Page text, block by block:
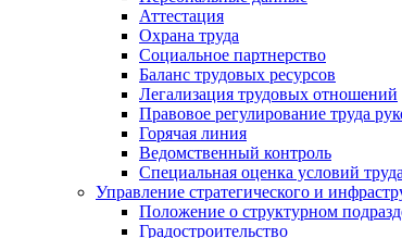
Аттестация
Охрана труда
Социальное партнерство
Баланс трудовых ресурсов
Легализация трудовых отношений
Правовое регулирование труда
Горячая линия
Ведомственный контроль
Специальная оценка условий труда
Управление стратегического и
Положение о структурном
Градостроительство